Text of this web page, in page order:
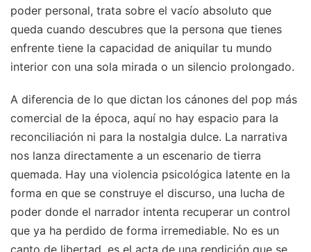
poder personal, trata sobre el vacío absoluto que
queda cuando descubres que la persona que tienes
enfrente tiene la capacidad de aniquilar tu mundo
interior con una sola mirada o un silencio prolongado.
A diferencia de lo que dictan los cánones del pop más
comercial de la época, aquí no hay espacio para la
reconciliación ni para la nostalgia dulce. La narrativa
nos lanza directamente a un escenario de tierra
quemada. Hay una violencia psicológica latente en la
forma en que se construye el discurso, una lucha de
poder donde el narrador intenta recuperar un control
que ya ha perdido de forma irremediable. No es un